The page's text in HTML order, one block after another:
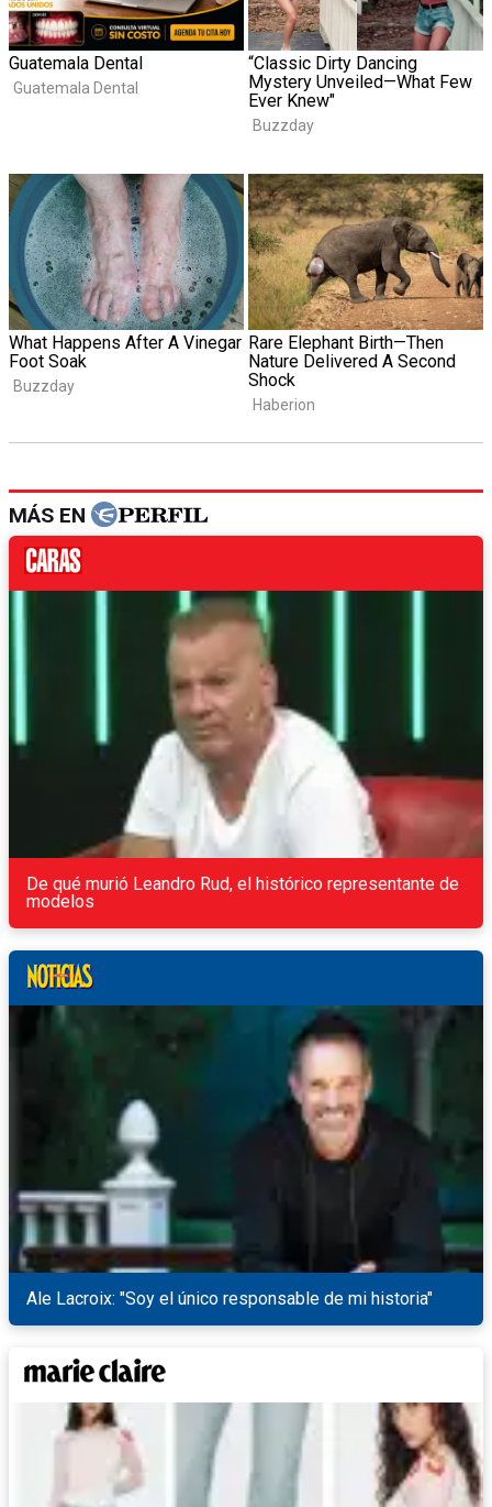
MÁS EN
De qué murió Leandro Rud, el histórico representante de
modelos
Ale Lacroix: "Soy el único responsable de mi historia"